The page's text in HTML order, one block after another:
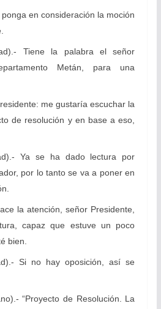
en consideración la moción
Tiene la palabra el señor
Metán, para una
me gustaría escuchar la
de resolución y en base a eso,
Ya se ha dado lectura por
por lo tanto se va a poner en
la atención, señor Presidente,
capaz que estuve un poco
bien.
Si no hay oposición, así se
“Proyecto de Resolución. La